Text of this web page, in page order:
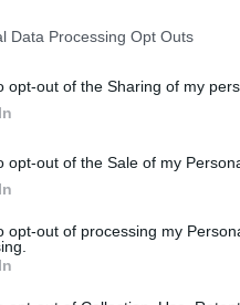
Data Processing Opt Outs
opt-out of the Sharing of my
opt-out of the Sale of my
opt-out of processing my
consolidándose
a la performance
artista local Ana Beltrán
en
escenarios vivos
directamente
en la ESCAL con
que
la Plaza de la